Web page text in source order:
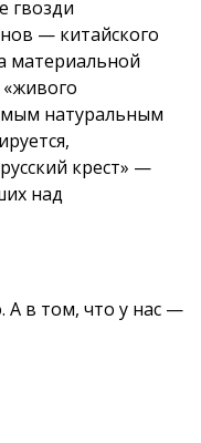
гвозди
— китайского
материальной
натуральным
крест» —
над
А в том, что у нас —